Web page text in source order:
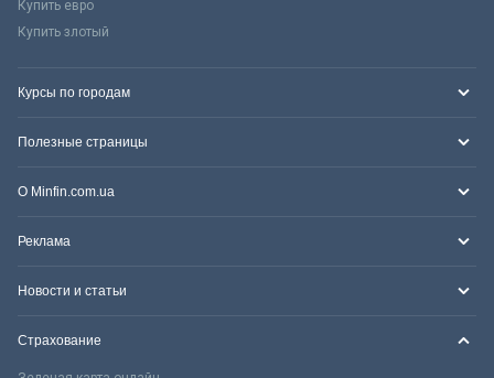
Купить евро
Купить злотый
Курсы по городам
Полезные страницы
О Minfin.com.ua
Реклама
Новости и статьи
Страхование